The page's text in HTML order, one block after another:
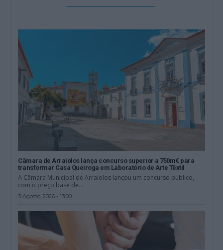
Câmara de Arraiolos lança concurso superior a 750m€ para
transformar Casa Queiroga em Laboratório de Arte Têxtil
A Câmara Municipal de Arraiolos lançou um concurso público,
com o preço base de...
3 Agosto, 2026 - 13:00